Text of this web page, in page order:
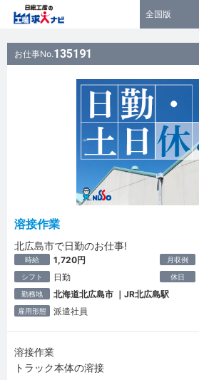
全国版
お仕事No.135191
溶接作業
北広島市で日勤のお仕事!
時給 1,720円 月収例
シフト 日勤 休日
勤務地 北海道北広島市 ｜JR北広島駅
雇用形態 派遣社員
溶接作業
トラック本体の溶接